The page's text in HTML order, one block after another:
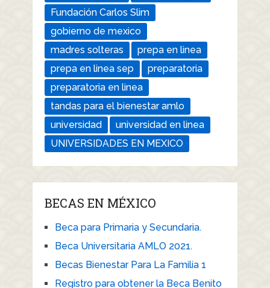
Fundación Carlos Slim
gobierno de mexico
madres solteras
prepa en linea
prepa en linea sep
preparatoria
preparatoria en linea
tandas para el bienestar amlo
universidad
universidad en linea
UNIVERSIDADES EN MEXICO
BECAS EN MÉXICO
Beca para Primaria y Secundaria.
Beca Universitaria AMLO 2021.
Becas Bienestar Para La Familia 1
Registro para obtener la Beca Benito